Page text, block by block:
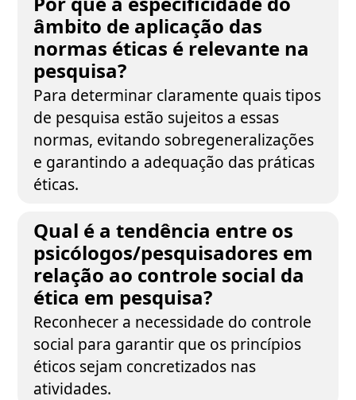
âmbito de aplicação das
normas éticas é relevante na
pesquisa?
Para determinar claramente quais tipos
de pesquisa estão sujeitos a essas
normas, evitando sobregeneralizações
e garantindo a adequação das práticas
éticas.
Qual é a tendência entre os
psicólogos/pesquisadores em
relação ao controle social da
ética em pesquisa?
Reconhecer a necessidade do controle
social para garantir que os princípios
éticos sejam concretizados nas
atividades.